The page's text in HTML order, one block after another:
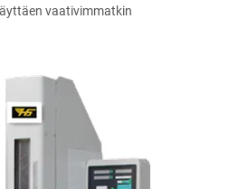
vaativimmatkin